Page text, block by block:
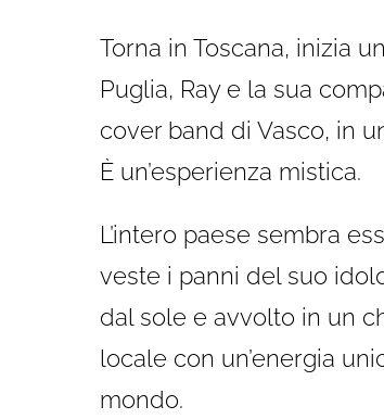
Torna in Toscana, inizia
Puglia, Ray e la sua
cover band di Vasco, in
È un’esperienza mistica.
L’intero paese sembra
veste i panni del suo
dal sole e avvolto in un
locale con un’energia
mondo.